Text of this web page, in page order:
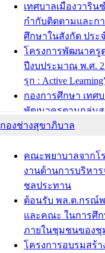
เทศบาลเมืองวาริน
กำกับติดตามและก
ศึกษาในสังกัด ประ
โครงการพัฒนาครู
ปีงบประมาณ พ.ศ.
รุก : Active
กองการศึกษา เทศ
พัฒนาครูตามกลุ่มส
พ.ศ. 2568
รางวัลผู้อำนวยกา
แข่งขันทักษะทางวิ
ศึกษาท้องถิ่น ระดับป
บทความ อื่นๆ ...
กองช่างสุขาภิบาล
คณะพยาบาลจากโ
งานด้านการบริหา
ชลประทาน
ต้อนรับ พล.ต.กรณ์พ
และคณะ ในการศึ
ภายในชุมชนของ
โครงการอบรมสร้า